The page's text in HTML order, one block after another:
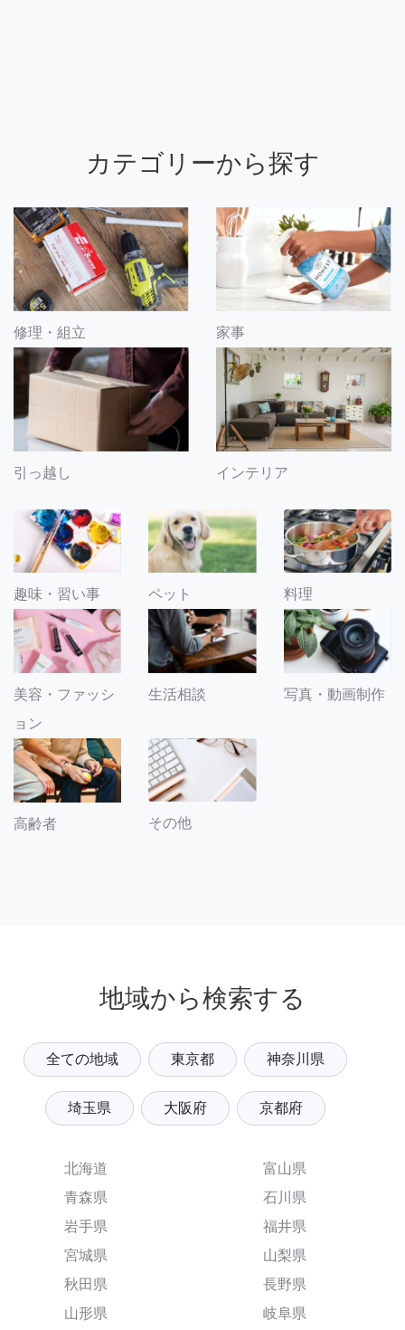
カテゴリーから探す
修理・組立 家事
引っ越し インテリア
趣味・習い事 ペット 料理
美容・ファッシ
ョン
生活相談 写真・動画制作
高齢者 その他
地域から検索する
全ての地域 東京都 神奈川県
埼玉県 大阪府 京都府
北海道
青森県
岩手県
宮城県
秋田県
山形県
富山県
石川県
福井県
山梨県
長野県
岐阜県